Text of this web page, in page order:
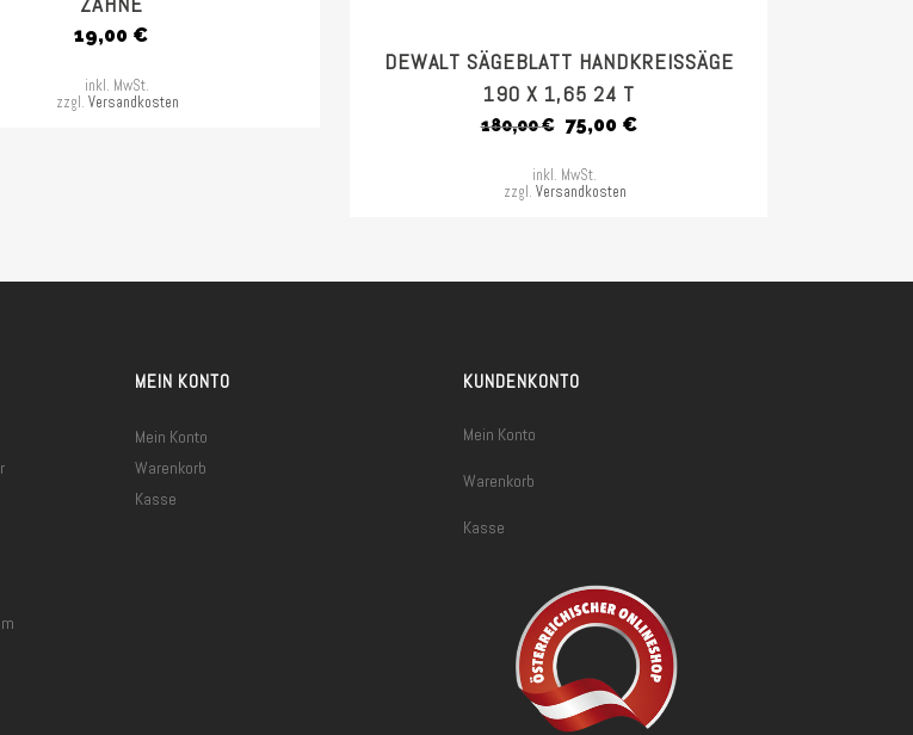
19,00 €
inkl. MwSt.
zzgl. Versandkosten
DEWALT SÄGEBLATT HANDKREISSÄGE
190 X 1,65 24 T
180,00€ Ursprünglicher
war:
75,00 €Aktueller
inkl. MwSt.
zzgl. Versandkosten
MEIN KONTO
Mein Konto
Warenkorb
Kasse
KUNDENKONTO
Mein Konto
Warenkorb
Kasse